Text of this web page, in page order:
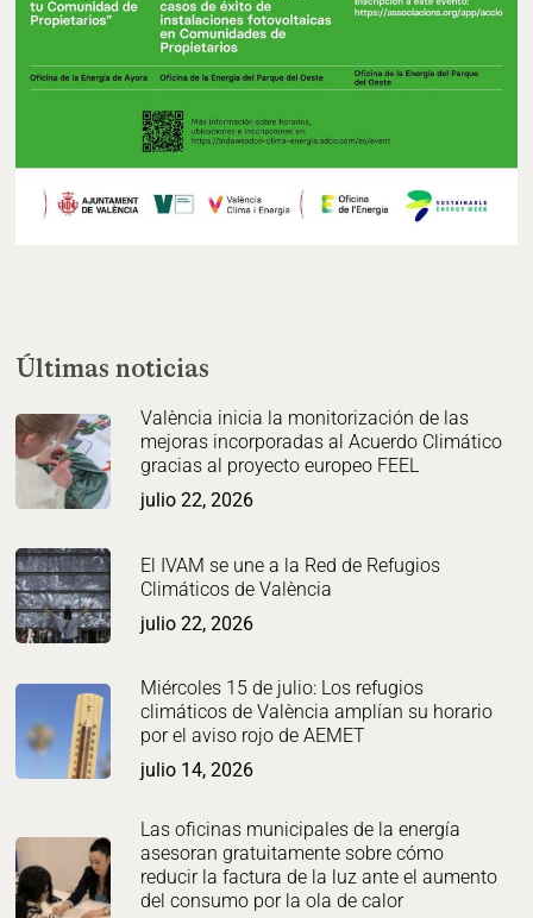
Últimas noticias
València inicia la monitorización de las
mejoras incorporadas al Acuerdo Climático
gracias al proyecto europeo FEEL
julio 22, 2026
El IVAM se une a la Red de Refugios
Climáticos de València
julio 22, 2026
Miércoles 15 de julio: Los refugios
climáticos de València amplían su horario
por el aviso rojo de AEMET
julio 14, 2026
Las oficinas municipales de la energía
asesoran gratuitamente sobre cómo
reducir la factura de la luz ante el aumento
del consumo por la ola de calor